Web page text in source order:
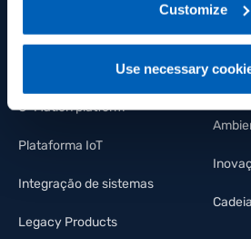
Gefran - Privacy Policy.
Customize
Use necessary
Controladores e indicadores
Controle De Potência
G-Mation platform
Plataforma IoT
Integração de sistemas
Legacy Products